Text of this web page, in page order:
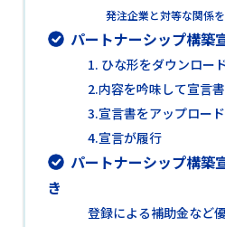
発注企業と対等な関係
パートナーシップ構築
1. ひな形をダウンロー
2.内容を吟味して宣言
3.宣言書をアップロード
4.宣言が履行
パートナーシップ構築
き
登録による補助金など